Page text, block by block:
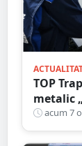
TOP
metalic
înacum 7